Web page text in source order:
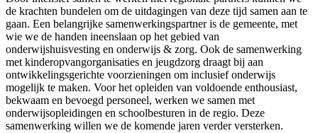
de krachten bundelen om de uitdagingen van deze tijd samen aan te
gaan. Een belangrijke samenwerkingspartner is de gemeente, met
wie we de handen ineenslaan op het gebied van
onderwijshuisvesting en onderwijs & zorg. Ook de samenwerking
met kinderopvangorganisaties en jeugdzorg draagt bij aan
ontwikkelingsgerichte voorzieningen om inclusief onderwijs
mogelijk te maken. Voor het opleiden van voldoende enthousiast,
bekwaam en bevoegd personeel, werken we samen met
onderwijsopleidingen en schoolbesturen in de regio. Deze
samenwerking willen we de komende jaren verder versterken.